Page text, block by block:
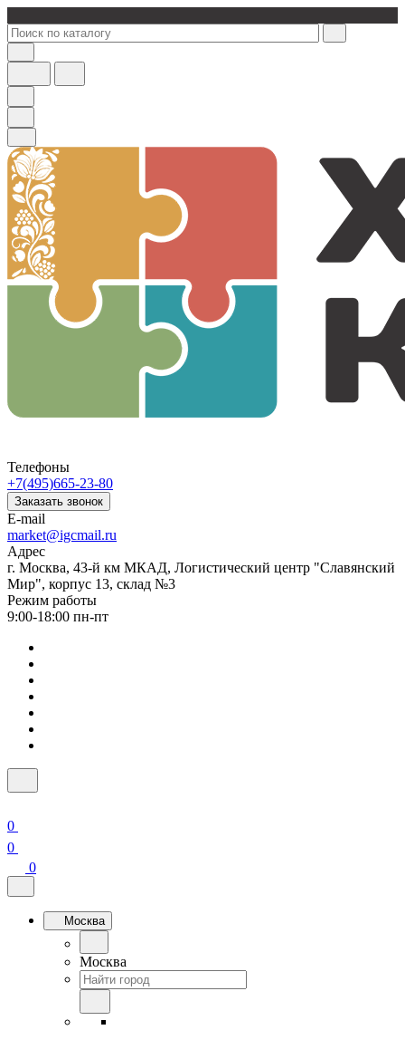
Телефоны
+7(495)665-23-80
Заказать звонок
E-mail
market@igcmail.ru
Адрес
г. Москва, 43-й км МКАД, Логистический центр "Славянский
Мир", корпус 13, склад №3
Режим работы
9:00-18:00 пн-пт
0
0
0
Москва
Москва